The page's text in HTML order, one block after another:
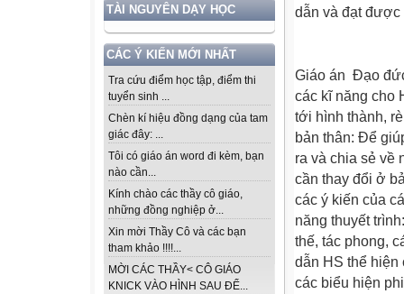
TÀI NGUYÊN DẠY HỌC
CÁC Ý KIẾN MỚI NHẤT
Tra cứu điểm học tập, điểm thi
tuyển sinh ...
Chèn kí hiệu đồng dạng của tam
giác đây: ...
Tôi có giáo án word đi kèm, bạn
nào cần...
Kính chào các thầy cô giáo,
những đồng nghiệp ở...
Xin mời Thầy Cô và các bạn
tham khảo !!!!...
MỜI CÁC THẦY< CÔ GIÁO
KNICK VÀO HÌNH SAU ĐỂ...
dẫn và đạt được
Giáo án Đạo
các kĩ năng cho
tới hình thành,
bản thân: Để
ra và chia sẻ về
cần thay đổi ở
các ý kiến của
năng thuyết
thế, tác phong,
dẫn HS thể hiện
các biểu hiện